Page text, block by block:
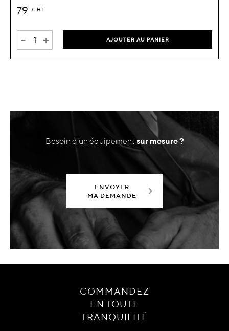
79 € HT
- + AJOUTER AU PANIER
Besoin d'un équipement sur mesure ?
ENVOYER
MA DEMANDE
COMMANDEZ
EN TOUTE
TRANQUILITÉ